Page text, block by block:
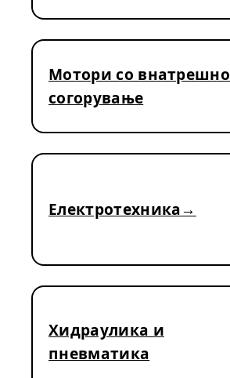
Мотори со внатрешно
согорување
Електротехника
Хидраулика и
пневматика